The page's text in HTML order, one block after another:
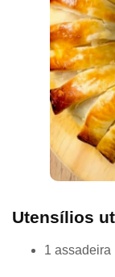
Utensílios
1 assadeira